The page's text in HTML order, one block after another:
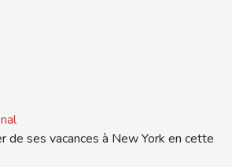
de ses vacances à New York en cette